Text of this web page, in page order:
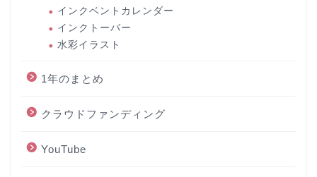
インクベントカレンダー
インクトーバー
水彩イラスト
1年のまとめ
クラウドファンディング
YouTube